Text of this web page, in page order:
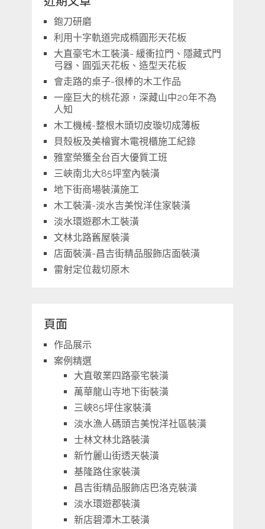
鉋刀研磨
利用十字軌道完成橢圓形天花板
大直豪宅木工裝潢- 緩衝拉門、隱藏式門
弓器、圓弧天花板、造型天花板
會走路的桌子-很棒的木工作品
一座巨大的桃花源，深藏山中20年不為
人知
木工機械-整根木頭切皮璇切成薄板
貝殼板及美檜實木電視櫃施工紀錄
雅室榮獲全台百大優質工班
三峽南北大85坪室內裝潢
地下街商場裝潢施工
木工裝潢-淡水吉美悅洋住家裝潢
淡水環遊郡木工裝潢
文林北路舊屋裝潢
店面裝潢-昌吉街精品服飾店面裝潢
雷射定位裁切原木
頁面
作品展示
案例精選
大直敬業四路豪宅裝潢
萬華龍山寺地下街裝潢
三峽85坪住家裝潢
淡水漁人碼頭吉美悅洋社區裝潢
士林文林北路裝潢
新竹麗山街透天裝潢
基隆路住家裝潢
昌吉街精品服飾店巴洛克裝潢
淡水環遊郡裝潢
新店碧潭木工裝潢